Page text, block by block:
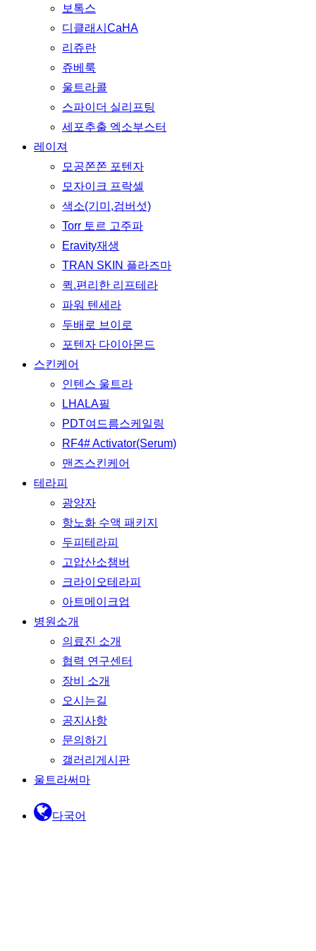
보톡스
디클래시CaHA
리쥬란
쥬베룩
울트라콜
스파이더 실리프팅
세포추출 엑소부스터
레이져
모공쫀쫀 포텐자
모자이크 프락셀
색소(기미,검버섯)
Torr 토르 고주파
Eravity재생
TRAN SKIN 플라즈마
퀵.편리한 리프테라
파워 텐세라
두배로 브이로
포텐자 다이아몬드
스킨케어
인텐스 울트라
LHALA필
PDT여드름스케일링
RF4# Activator(Serum)
맨즈스킨케어
테라피
광양자
항노화 수액 패키지
두피테라피
고압산소챔버
크라이오테라피
아트메이크업
병원소개
의료진 소개
협력 연구센터
장비 소개
오시는길
공지사항
문의하기
갤러리게시판
울트라써마
다국어